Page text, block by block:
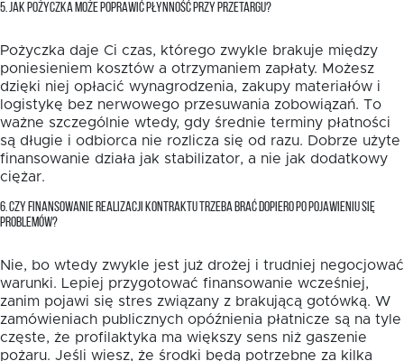
5. JAK POŻYCZKA MOŻE POPRAWIĆ PŁYNNOŚĆ PRZY PRZETARGU?
Pożyczka daje Ci czas, którego zwykle brakuje między
poniesieniem kosztów a otrzymaniem zapłaty. Możesz
dzięki niej opłacić wynagrodzenia, zakupy materiałów i
logistykę bez nerwowego przesuwania zobowiązań. To
ważne szczególnie wtedy, gdy średnie terminy płatności
są długie i odbiorca nie rozlicza się od razu. Dobrze użyte
finansowanie działa jak stabilizator, a nie jak dodatkowy
ciężar.
6. CZY FINANSOWANIE REALIZACJI KONTRAKTU TRZEBA BRAĆ DOPIERO PO POJAWIENIU SIĘ
PROBLEMÓW?
Nie, bo wtedy zwykle jest już drożej i trudniej negocjować
warunki. Lepiej przygotować finansowanie wcześniej,
zanim pojawi się stres związany z brakującą gotówką. W
zamówieniach publicznych opóźnienia płatnicze są na tyle
częste, że profilaktyka ma większy sens niż gaszenie
pożaru. Jeśli wiesz, że środki będą potrzebne za kilka